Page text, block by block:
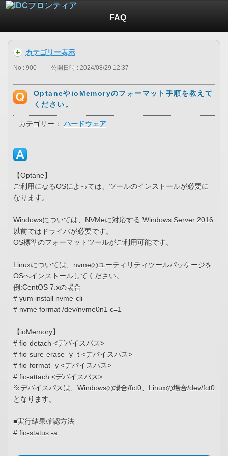
FAQ
カテゴリー表示
No : 900 公開日時 : 2024/08/29 12:37
OptaneやioMemoryのフォーマット手順を教えて
ください。
カテゴリー： ハードウェア
【Optane】
ご利用になるOSによっては、ツールのインストールが必要に
なります。
Windowsについては、NVMeに対応する Windows Server 2016
以前ではドライバが必要です。
OS標準のフォーマットツールがご利用可能です。
Linuxについては、nvmeのユーティリティツールパッケージを
OSへインストールしてください。
例:CentOS 7.xの場合
# yum install nvme-cli
# nvme format /dev/nvme0n1 c=1
【ioMemory】
# fio-detach <デバイスパス>
# fio-sure-erase -y -t <デバイスパス>
# fio-format -y <デバイスパス>
# fio-attach <デバイスパス>
※デバイスパスは、Windowsの場合/fct0、Linuxの場合/dev/fct0
となります。
■実行結果確認方法
# fio-status -a